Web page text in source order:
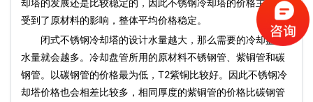
却塔的发展还是比较稳定的，因此不锈钢冷却塔的价格主要是
受到了原材料的影响，整体平均价格稳定。
闭式不锈钢冷却塔的设计水量越大，那么需要的冷却盘管
水量就会越多。冷却盘管所用的原材料不锈钢管、紫铜管和碳
钢管。以碳钢管的价格最为低，T2紫铜比较好。因此不锈钢冷
却塔价格也会相差比较多，相同厚度的紫铜管的价格比碳钢管